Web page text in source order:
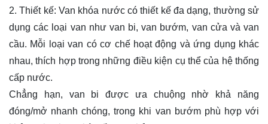
2. Thiết kế: Van khóa nước có thiết kế đa dạng, thường sử
dụng các loại van như van bi, van bướm, van cửa và van
cầu. Mỗi loại van có cơ chế hoạt động và ứng dụng khác
nhau, thích hợp trong những điều kiện cụ thể của hệ thống
cấp nước.
Chẳng hạn, van bi được ưa chuộng nhờ khả năng
đóng/mở nhanh chóng, trong khi van bướm phù hợp với